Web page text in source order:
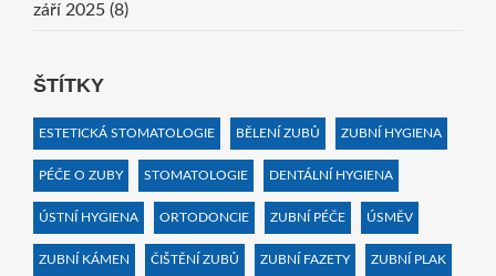
září 2025 (8)
ŠTÍTKY
ESTETICKÁ STOMATOLOGIE BĚLENÍ ZUBŮ ZUBNÍ HYGIENA
PÉČE O ZUBY STOMATOLOGIE DENTÁLNÍ HYGIENA
ÚSTNÍ HYGIENA ORTODONCIE ZUBNÍ PÉČE ÚSMĚV
ZUBNÍ KÁMEN ČIŠTĚNÍ ZUBŮ ZUBNÍ FAZETY ZUBNÍ PLAK